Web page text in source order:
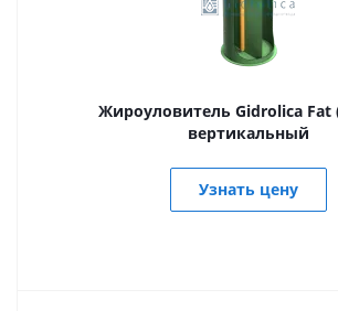
Жироуловитель Gidrolica Fat
вертикальный
Узнать цену